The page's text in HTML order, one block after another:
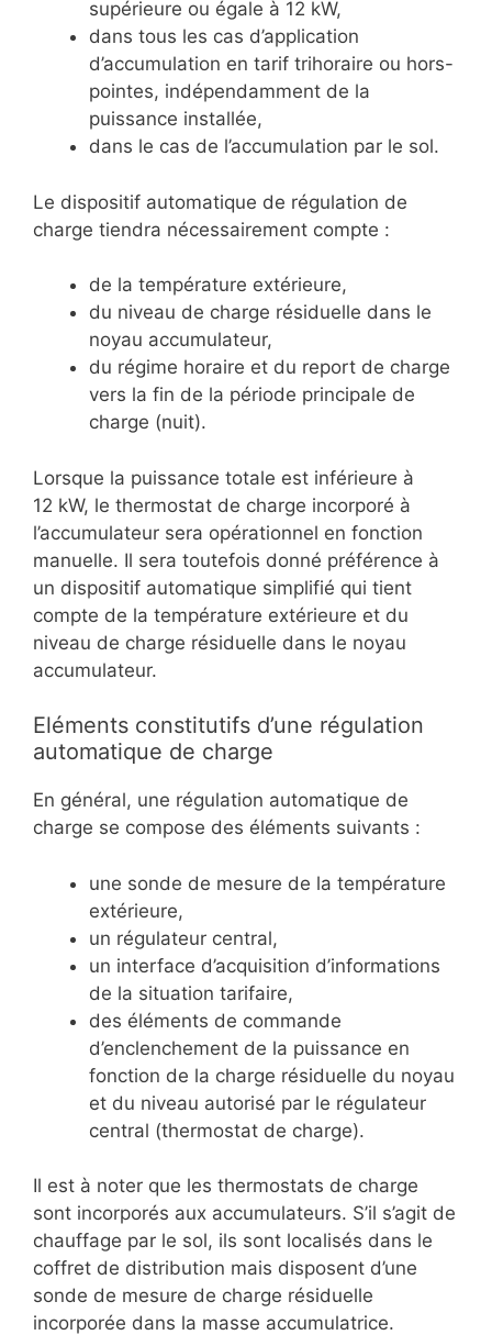
supérieure ou égale à 12 kW,
dans tous les cas d’application
d’accumulation en tarif trihoraire ou hors-
pointes, indépendamment de la
puissance installée,
dans le cas de l’accumulation par le sol.
Le dispositif automatique de régulation de
charge tiendra nécessairement compte :
de la température extérieure,
du niveau de charge résiduelle dans le
noyau accumulateur,
du régime horaire et du report de charge
vers la fin de la période principale de
charge (nuit).
Lorsque la puissance totale est inférieure à
12 kW, le thermostat de charge incorporé à
l’accumulateur sera opérationnel en fonction
manuelle. Il sera toutefois donné préférence à
un dispositif automatique simplifié qui tient
compte de la température extérieure et du
niveau de charge résiduelle dans le noyau
accumulateur.
Eléments constitutifs d’une régulation
automatique de charge
En général, une régulation automatique de
charge se compose des éléments suivants :
une sonde de mesure de la température
extérieure,
un régulateur central,
un interface d’acquisition d’informations
de la situation tarifaire,
des éléments de commande
d’enclenchement de la puissance en
fonction de la charge résiduelle du noyau
et du niveau autorisé par le régulateur
central (thermostat de charge).
Il est à noter que les thermostats de charge
sont incorporés aux accumulateurs. S’il s’agit de
chauffage par le sol, ils sont localisés dans le
coffret de distribution mais disposent d’une
sonde de mesure de charge résiduelle
incorporée dans la masse accumulatrice.